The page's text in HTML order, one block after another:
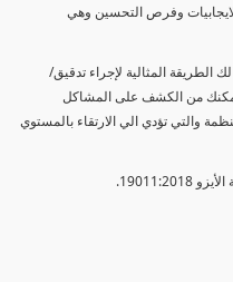
وفرص التحسين وهي
المثالية لإجراء تدقيق/
تمكنك من الكشف على المشاكل
والتي تؤدي الي الارتقاء بالمستوي